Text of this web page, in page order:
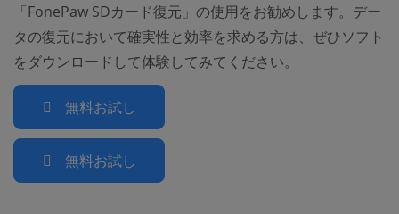
「FonePaw SDカード復元」の使用をお勧めします。デー
タの復元において確実性と効率を求める方は、ぜひソフト
をダウンロードして体験してみてください。
無料お試し
無料お試し